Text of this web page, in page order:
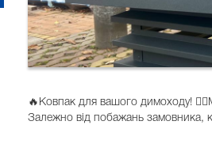
🔥Ковпак для вашого димоходу!
Залежно від побажань замовника,